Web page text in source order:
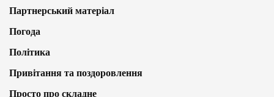
Партнерський матеріал
Погода
Політика
Привітання та поздоровлення
Просто про складне